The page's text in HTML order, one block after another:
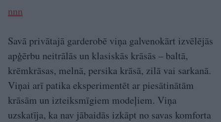
nnn
Savā privātajā garderobē viņa galvenokārt izvēlējās
apģērbu neitrālās un klasiskās krāsās – baltā,
krēmkrāsas, melnā, persika krāsā, zilā vai sarkanā.
Viņai arī patika eksperimentēt ar piesātinātām
krāsām un izteiksmīgiem modeļiem. Viņa
uzskatīja, ka nav jābaidās izkāpt no savas komforta